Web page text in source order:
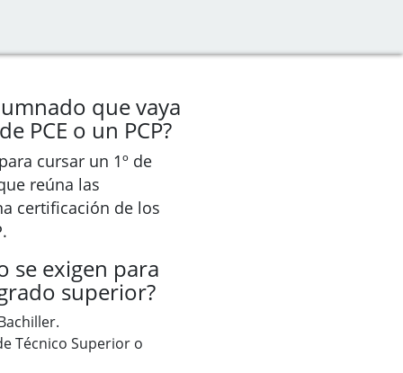
que vaya
PCE o un PCP?
cursar un 1º de
reúna las
certificación de los
se exigen para
superior?
Técnico Superior o